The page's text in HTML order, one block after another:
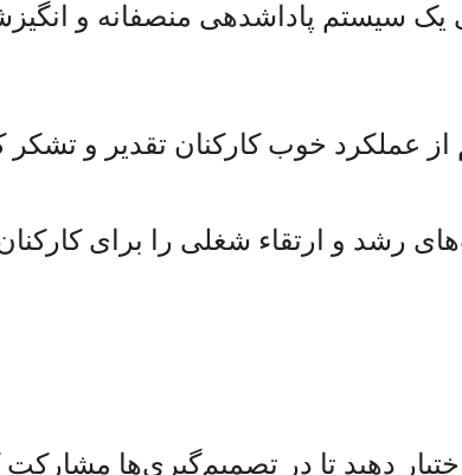
سیستم پاداشدهی منصفانه و
عملکرد خوب کارکنان تقدیر و تشکر
و ارتقاء شغلی را برای کارکنان
دهید تا در تصمیم‌گیری‌ها